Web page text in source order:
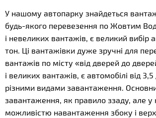
У нашому автопарку знайдеться
будь-якого перевезення по Жовтим
і невеликих вантажів, є великий вибір
тон. Ці вантажівки дуже зручні для
вантажів по місту «від дверей до
і великих вантажів, є автомобілі від
різними видами завантаження.
завантаження, як правило ззаду, але у
можливістю навантаження збоку і